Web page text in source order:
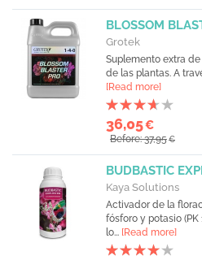
BLOSSOM
Grotek
Suplemento extra
de las plantas. A
[Read more]
36,05€
Before: 37,95€
BUDBASTIC
Kaya Solutions
Activador de la
fósforo y potasio (PK
lo... [Read more]